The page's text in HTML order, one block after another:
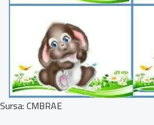
Sursa: CMBRAE